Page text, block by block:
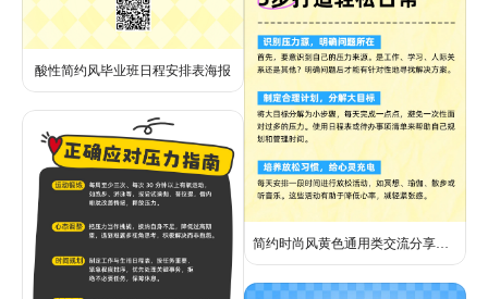
酸性简约风毕业班日程安排表海报
简约时尚风黄色通用类交流分享如何管理日常压力小红书内页